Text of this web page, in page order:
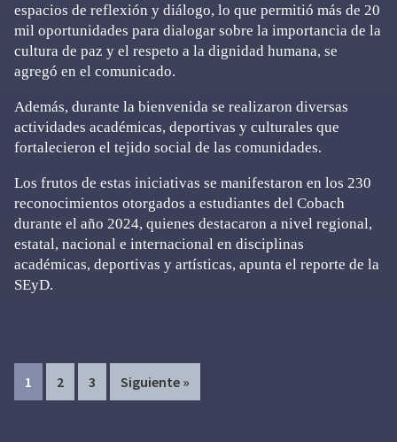
espacios de reflexión y diálogo, lo que permitió más de 20
mil oportunidades para dialogar sobre la importancia de la
cultura de paz y el respeto a la dignidad humana, se
agregó en el comunicado.
Además, durante la bienvenida se realizaron diversas
actividades académicas, deportivas y culturales que
fortalecieron el tejido social de las comunidades.
Los frutos de estas iniciativas se manifestaron en los 230
reconocimientos otorgados a estudiantes del Cobach
durante el año 2024, quienes destacaron a nivel regional,
estatal, nacional e internacional en disciplinas
académicas, deportivas y artísticas, apunta el reporte de la
SEyD.
Page
1 Page
2 Page
3 Siguiente »